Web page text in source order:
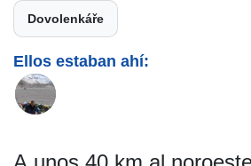
Dovolenkáře
Ellos estaban ahí: